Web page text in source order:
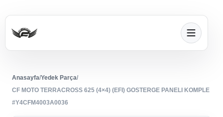
Anasayfa/Yedek Parça/
CF MOTO TERRACROSS 625 (4×4) (EFI) GOSTERGE PANELI KOMPLE
#Y4CFM4003A0036